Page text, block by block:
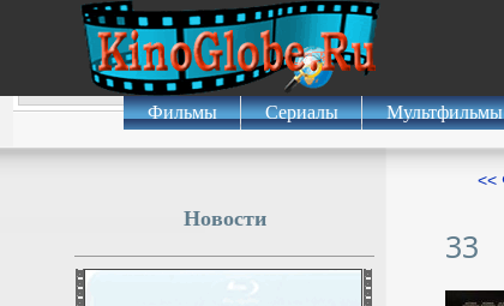
Фильмы Сериалы Мультфильмы
<<
33
Новости